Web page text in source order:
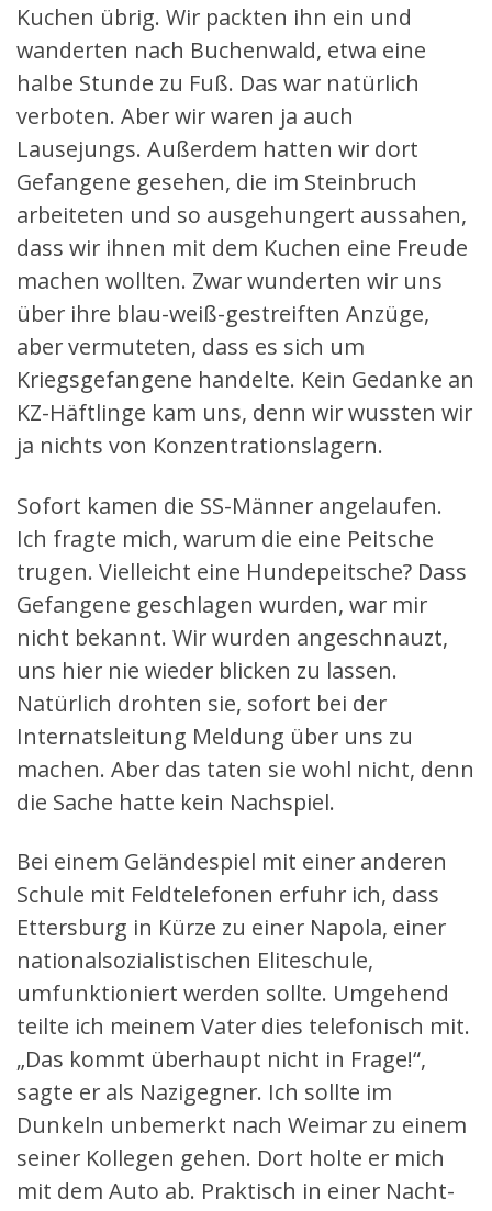
Kuchen übrig. Wir packten ihn ein und
wanderten nach Buchenwald, etwa eine
halbe Stunde zu Fuß. Das war natürlich
verboten. Aber wir waren ja auch
Lausejungs. Außerdem hatten wir dort
Gefangene gesehen, die im Steinbruch
arbeiteten und so ausgehungert aussahen,
dass wir ihnen mit dem Kuchen eine Freude
machen wollten. Zwar wunderten wir uns
über ihre blau-weiß-gestreiften Anzüge,
aber vermuteten, dass es sich um
Kriegsgefangene handelte. Kein Gedanke an
KZ-Häftlinge kam uns, denn wir wussten wir
ja nichts von Konzentrationslagern.
Sofort kamen die SS-Männer angelaufen.
Ich fragte mich, warum die eine Peitsche
trugen. Vielleicht eine Hundepeitsche? Dass
Gefangene geschlagen wurden, war mir
nicht bekannt. Wir wurden angeschnauzt,
uns hier nie wieder blicken zu lassen.
Natürlich drohten sie, sofort bei der
Internatsleitung Meldung über uns zu
machen. Aber das taten sie wohl nicht, denn
die Sache hatte kein Nachspiel.
Bei einem Geländespiel mit einer anderen
Schule mit Feldtelefonen erfuhr ich, dass
Ettersburg in Kürze zu einer Napola, einer
nationalsozialistischen Eliteschule,
umfunktioniert werden sollte. Umgehend
teilte ich meinem Vater dies telefonisch mit.
„Das kommt überhaupt nicht in Frage!“,
sagte er als Nazigegner. Ich sollte im
Dunkeln unbemerkt nach Weimar zu einem
seiner Kollegen gehen. Dort holte er mich
mit dem Auto ab. Praktisch in einer Nacht-